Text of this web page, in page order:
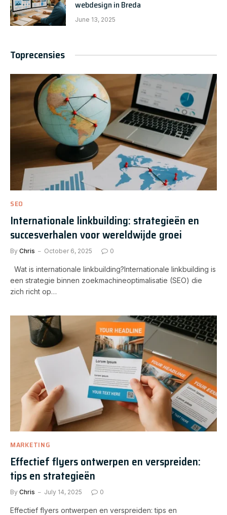
webdesign in Breda
June 13, 2025
Toprecensies
SEO
Internationale linkbuilding: strategieën en
succesverhalen voor wereldwijde groei
By Chris October 6, 2025 0
Wat is internationale linkbuilding?Internationale linkbuilding is
een strategie binnen zoekmachineoptimalisatie (SEO) die
zich richt op…
MARKETING
Effectief flyers ontwerpen en verspreiden:
tips en strategieën
By Chris July 14, 2025 0
Effectief flyers ontwerpen en verspreiden: tips en